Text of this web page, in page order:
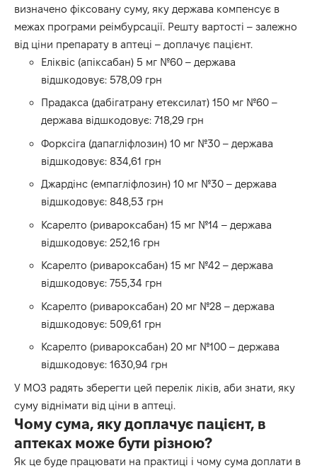
визначено фіксовану суму, яку держава компенсує в
межах програми реімбурсації. Решту вартості – залежно
від ціни препарату в аптеці – доплачує пацієнт.
Еліквіс (апіксабан) 5 мг №60 – держава
відшкодовує: 578,09 грн
Прадакса (дабігатрану етексилат) 150 мг №60 –
держава відшкодовує: 718,29 грн
Форксіга (дапагліфлозин) 10 мг №30 – держава
відшкодовує: 834,61 грн
Джардінс (емпагліфлозин) 10 мг №30 – держава
відшкодовує: 848,53 грн
Ксарелто (ривароксабан) 15 мг №14 – держава
відшкодовує: 252,16 грн
Ксарелто (ривароксабан) 15 мг №42 – держава
відшкодовує: 755,34 грн
Ксарелто (ривароксабан) 20 мг №28 – держава
відшкодовує: 509,61 грн
Ксарелто (ривароксабан) 20 мг №100 – держава
відшкодовує: 1630,94 грн
У МОЗ радять зберегти цей перелік ліків, аби знати, яку
суму віднімати від ціни в аптеці.
Чому сума, яку доплачує пацієнт, в
аптеках може бути різною?
Як це буде працювати на практиці і чому сума доплати в